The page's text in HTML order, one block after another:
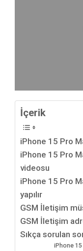
İçerik
iPhone 15 Pro
iPhone 15 Pro
videosu
iPhone 15 Pro
yapılır
GSM İletişim
GSM İletişim
Sıkça sorulan
iPhone 15